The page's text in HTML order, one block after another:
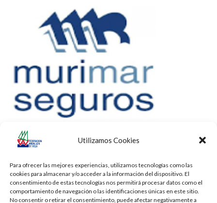
Utilizamos Cookies
Para ofrecer las mejores experiencias, utilizamos tecnologías como las
cookies para almacenar y/o acceder a la información del dispositivo. El
consentimiento de estas tecnologías nos permitirá procesar datos como el
comportamiento de navegación o las identificaciones únicas en este sitio.
No consentir o retirar el consentimiento, puede afectar negativamente a